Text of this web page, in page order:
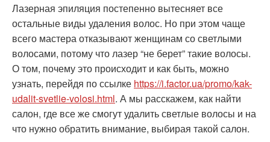
Лазерная эпиляция постепенно вытесняет все
остальные виды удаления волос. Но при этом чаще
всего мастера отказывают женщинам со светлыми
волосами, потому что лазер “не берет” такие волосы.
О том, почему это происходит и как быть, можно
узнать, перейдя по ссылке https://i.factor.ua/promo/kak-
udalit-svetlie-volosi.html. А мы расскажем, как найти
салон, где все же смогут удалить светлые волосы и на
что нужно обратить внимание, выбирая такой салон.